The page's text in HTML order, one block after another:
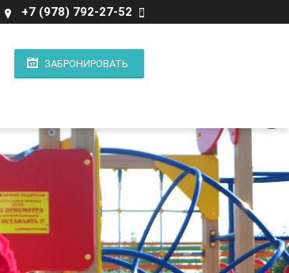
+7 (978) 792-27-52
ЗАБРОНИРОВАТЬ